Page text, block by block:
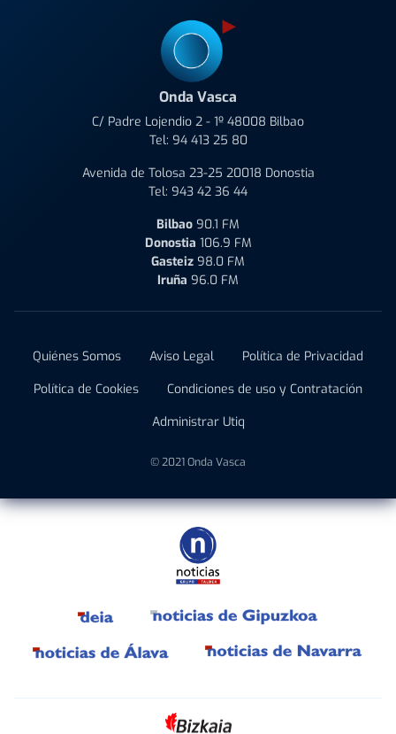
Onda Vasca
C/ Padre Lojendio 2 - 1º 48008 Bilbao
Tel: 94 413 25 80
Avenida de Tolosa 23-25 20018 Donostia
Tel: 943 42 36 44
Bilbao 90.1 FM
Donostia 106.9 FM
Gasteiz 98.0 FM
Iruña 96.0 FM
Quiénes Somos Aviso Legal
Política de Privacidad
Política de Cookies
Condiciones de uso y Contratación
Administrar Utiq
© 2021 Onda Vasca